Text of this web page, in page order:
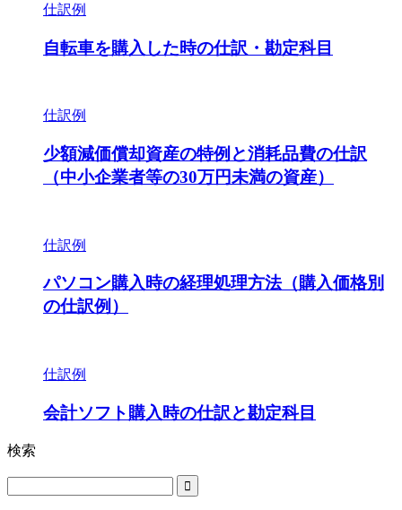
仕訳例
自転車を購入した時の仕訳・勘定科目
仕訳例
少額減価償却資産の特例と消耗品費の仕訳
（中小企業者等の30万円未満の資産）
仕訳例
パソコン購入時の経理処理方法（購入価格別
の仕訳例）
仕訳例
会計ソフト購入時の仕訳と勘定科目
検索